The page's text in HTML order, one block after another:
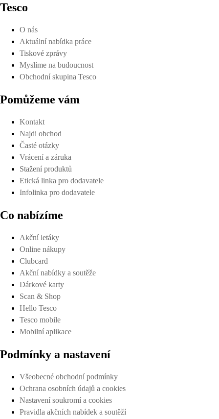
Tesco
O nás
Aktuální nabídka práce
Tiskové zprávy
Myslíme na budoucnost
Obchodní skupina Tesco
Pomůžeme vám
Kontakt
Najdi obchod
Časté otázky
Vrácení a záruka
Stažení produktů
Etická linka pro dodavatele
Infolinka pro dodavatele
Co nabízíme
Akční letáky
Online nákupy
Clubcard
Akční nabídky a soutěže
Dárkové karty
Scan & Shop
Hello Tesco
Tesco mobile
Mobilní aplikace
Podmínky a nastavení
Všeobecné obchodní podmínky
Ochrana osobních údajů a cookies
Nastavení soukromí a cookies
Pravidla akčních nabídek a soutěží